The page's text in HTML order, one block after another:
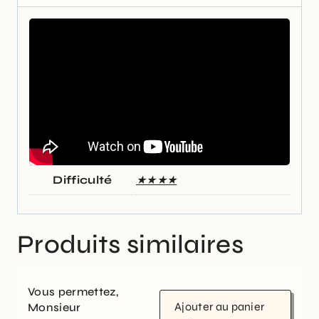
Difficulté ★★★★
Produits similaires
Vous permettez,
Monsieur
Ajouter au panier